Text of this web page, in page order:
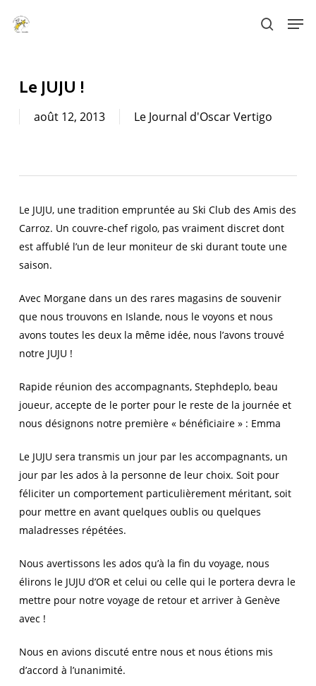
search
Le JUJU !
août 12, 2013 Le Journal d'Oscar Vertigo
Le JUJU, une tradition empruntée au Ski Club des Amis des
Carroz. Un couvre-chef rigolo, pas vraiment discret dont
est affublé l’un de leur moniteur de ski durant toute une
saison.
Avec Morgane dans un des rares magasins de souvenir
que nous trouvons en Islande, nous le voyons et nous
avons toutes les deux la même idée, nous l’avons trouvé
notre JUJU !
Rapide réunion des accompagnants, Stephdeplo, beau
joueur, accepte de le porter pour le reste de la journée et
nous désignons notre première « bénéficiaire » : Emma
Le JUJU sera transmis un jour par les accompagnants, un
jour par les ados à la personne de leur choix. Soit pour
féliciter un comportement particulièrement méritant, soit
pour mettre en avant quelques oublis ou quelques
maladresses répétées.
Nous avertissons les ados qu’à la fin du voyage, nous
élirons le JUJU d’OR et celui ou celle qui le portera devra le
mettre pour notre voyage de retour et arriver à Genève
avec !
Nous en avions discuté entre nous et nous étions mis
d’accord à l’unanimité.